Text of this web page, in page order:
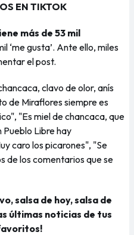
EN TIKTOK
más de 53 mil
‘me gusta’. Ante ello, miles
el post.
clavo de olor, anís
de Miraflores siempre es
"Es miel de chancaca, que
Pueblo Libre hay
caro los picarones", "Se
de los comentarios que se
salsa de hoy, salsa de
últimas noticias de tus